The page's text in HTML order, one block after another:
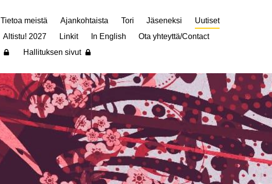
Tietoa meistä Ajankohtaista Tori Jäseneksi
Uutiset
Altistu! 2027 Linkit In English
Ota yhteyttä/Contact
Hallituksen sivut